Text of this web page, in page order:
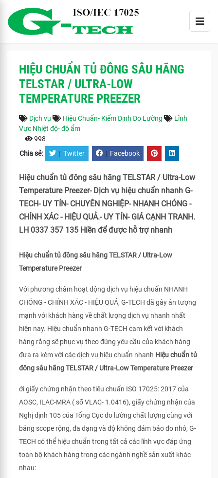
HIỆU CHUẨN TỦ ĐÔNG SÂU HÃNG
TELSTAR / ULTRA-LOW
TEMPERATURE PREEZER
Dịch vụ Hiệu Chuẩn- Kiểm Định Đo Lường
Lĩnh
Vực Nhiệt độ- độ ẩm
-
998
Chia sẻ: | Twitter | Facebook
Hiệu chuẩn tủ đông sâu hãng TELSTAR / Ultra-Low
Temperature Preezer- Dịch vụ hiệu chuẩn nhanh G-
TECH- UY TÍN- CHUYÊN NGHIỆP- NHANH CHÓNG -
CHÍNH XÁC - HIỆU QUẢ.- UY TÍN- GIÁ CẠNH TRANH.
LH 0337 357 135 Hiền để được hỗ trợ nhanh
Hiệu chuẩn tủ đông sâu hãng TELSTAR / Ultra-Low
Temperature Preezer
Với phương châm hoạt động dịch vụ hiệu chuẩn NHANH
CHÓNG - CHÍNH XÁC - HIỆU QUẢ, G-TECH đã gây ân tượng
mạnh với khách hàng về chất lượng dịch vụ nhanh nhất
hiện nay. Hiệu chuẩn nhanh G-TECH cam kết với khách
hàng rằng sẽ phục vụ theo đúng yêu cầu của khách hàng
đưa ra kèm với các dịch vụ hiệu chuẩn nhanh Hiệu chuẩn tủ
đông sâu hãng TELSTAR / Ultra-Low Temperature Preezer
ới giấy chứng nhận theo tiêu chuẩn ISO 17025: 2017 của
AOSC, ILAC-MRA ( số VLAC- 1.0416), giấy chứng nhận của
Nghị định 105 của Tổng Cục đo lường chất lượng cùng với
bảng scope rộng, đa dạng và độ không đảm bảo đo nhỏ, G-
TECH có thể hiệu chuẩn trong tất cả các lĩnh vực đáp ứng
toàn bộ khách hàng trong các ngành nghề sản xuất khác
nhau: